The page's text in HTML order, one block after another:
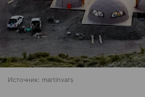
Источник: martinvars